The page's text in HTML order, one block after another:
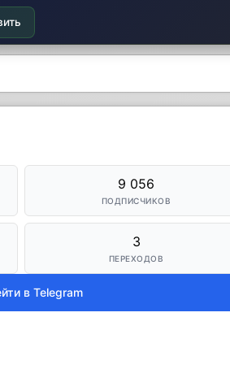
9 056
ПОДПИСЧИКОВ
3
ПЕРЕХОДОВ
в Telegram